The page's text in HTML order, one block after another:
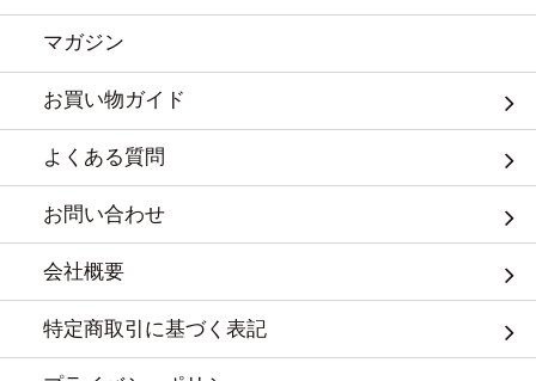
マガジン
お買い物ガイド
よくある質問
お問い合わせ
会社概要
特定商取引に基づく表記